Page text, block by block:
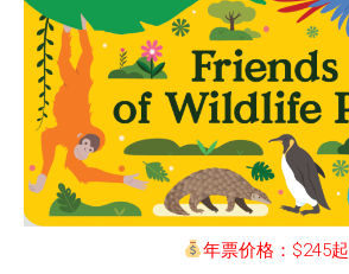
年票价格：$245起